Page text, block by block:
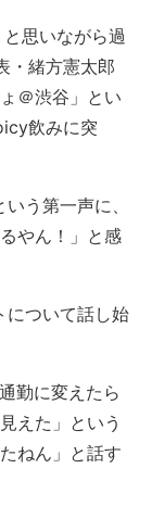
思いながら過
・緒方憲太郎
＠渋谷」とい
飲みに突
う第一声に、
やん！」と感
について話し始
勤に変えたら
えた」という
ねん」と話す